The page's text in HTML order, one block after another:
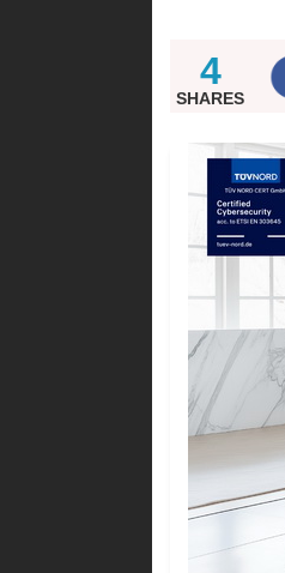
4
SHARES